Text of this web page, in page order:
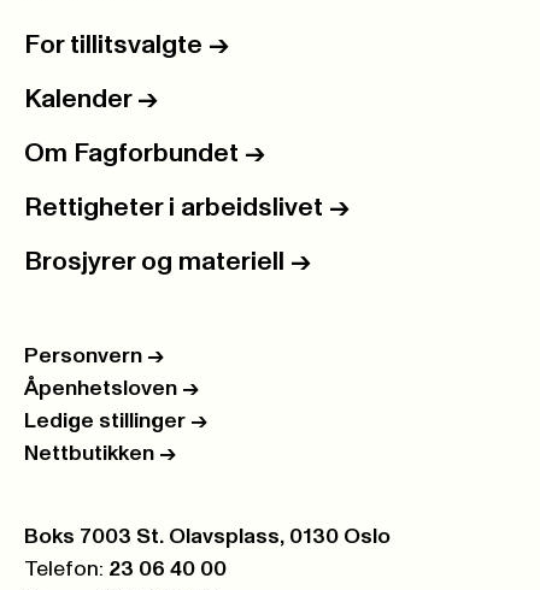
For tillitsvalgte ->
Kalender ->
Om Fagforbundet ->
Rettigheter i arbeidslivet ->
Brosjyrer og materiell ->
Personvern ->
Åpenhetsloven ->
Ledige stillinger ->
Nettbutikken ->
Postboks:
Boks 7003 St. Olavsplass, 0130 Oslo
Telefon: 23 06 40 00